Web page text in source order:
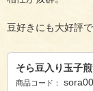
豆好きにも大好評で
そら豆入り玉子
商品コード：